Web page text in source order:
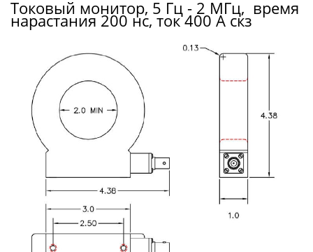
Токовый монитор, 5 Гц - 2 МГц, время
нарастания 200 нс, ток 400 А скз